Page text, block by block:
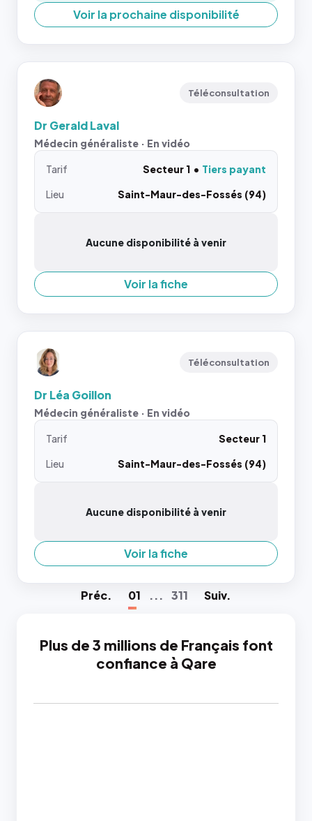
Voir la prochaine disponibilité
Téléconsultation
Dr Gerald Laval
Médecin généraliste · En vidéo
Tarif Secteur 1
Tiers payant
Lieu
Saint-Maur-des-Fossés (94)
Aucune disponibilité à venir
Voir la fiche
Téléconsultation
Dr Léa Goillon
Médecin généraliste · En vidéo
Tarif
Secteur 1
Lieu
Saint-Maur-des-Fossés (94)
Aucune disponibilité à venir
Voir la fiche
Préc. 01 ... 311 Suiv.
Plus de 3 millions de Français font
confiance à Qare